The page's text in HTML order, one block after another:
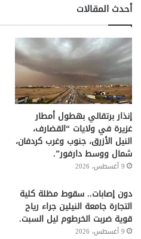
أحدث المقالات
إنذار برتقالي بهطول أمطار
غزيرة في ولايات “القضارف،
النيل الأزرق، جنوب وغرب كردفان،
شمال ووسط دارفور”.
9 أغسطس، 2026
دون إصابات.. سقوط مظلة كلية
التجارة جامعة النيلين جراء رياح
قوية ضربت الخرطوم ليل السبت.
9 أغسطس، 2026